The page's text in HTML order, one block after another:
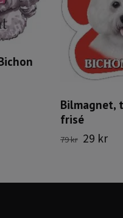
Bilmagnet,
frisé
79 kr 29 kr